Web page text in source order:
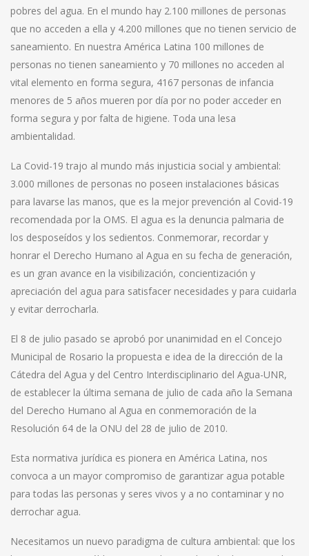
pobres del agua. En el mundo hay 2.100 millones de personas
que no acceden a ella y 4.200 millones que no tienen servicio de
saneamiento. En nuestra América Latina 100 millones de
personas no tienen saneamiento y 70 millones no acceden al
vital elemento en forma segura, 4167 personas de infancia
menores de 5 años mueren por día por no poder acceder en
forma segura y por falta de higiene. Toda una lesa
ambientalidad.
La Covid-19 trajo al mundo más injusticia social y ambiental:
3.000 millones de personas no poseen instalaciones básicas
para lavarse las manos, que es la mejor prevención al Covid-19
recomendada por la OMS. El agua es la denuncia palmaria de
los desposeídos y los sedientos. Conmemorar, recordar y
honrar el Derecho Humano al Agua en su fecha de generación,
es un gran avance en la visibilización, concientización y
apreciación del agua para satisfacer necesidades y para cuidarla
y evitar derrocharla.
El 8 de julio pasado se aprobó por unanimidad en el Concejo
Municipal de Rosario la propuesta e idea de la dirección de la
Cátedra del Agua y del Centro Interdisciplinario del Agua-UNR,
de establecer la última semana de julio de cada año la Semana
del Derecho Humano al Agua en conmemoración de la
Resolución 64 de la ONU del 28 de julio de 2010.
Esta normativa jurídica es pionera en América Latina, nos
convoca a un mayor compromiso de garantizar agua potable
para todas las personas y seres vivos y a no contaminar y no
derrochar agua.
Necesitamos un nuevo paradigma de cultura ambiental: que los